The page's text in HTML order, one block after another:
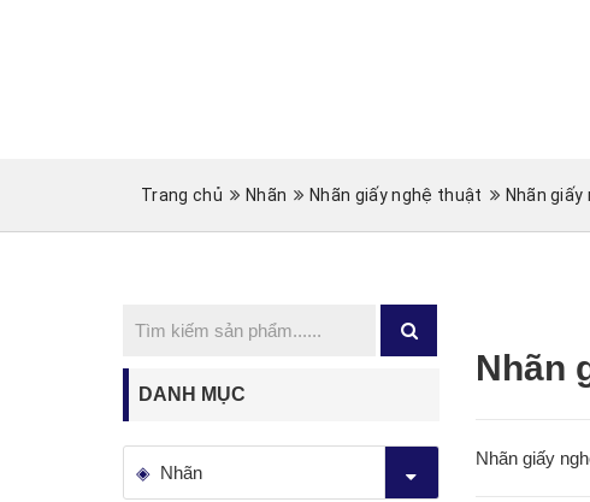
Trang chủ Nhãn Nhãn giấy nghệ thuật Nhãn
Nhãn
Nhãn giấy
DANH MỤC
Nhãn